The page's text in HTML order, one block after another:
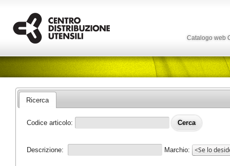
Catalogo web
Ricerca
Codice articolo:
Descrizione: Marchio: